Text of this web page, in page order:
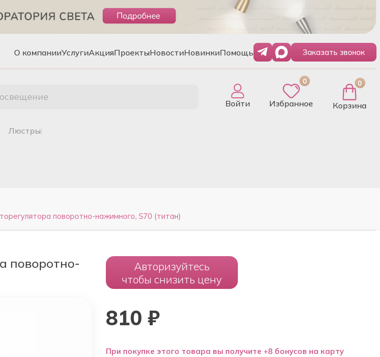
О компанииУслугиАкцияПроектыНовостиНовинкиПомощь Заказать звонок
Войти
0
Избранное
0
Корзина
люстры
поворотно-нажимного, S70 (титан)
поворотно-
Авторизуйтесь
чтобы снизить цену
810 ₽
При покупке этого товара вы получите +8 бонусов на карту